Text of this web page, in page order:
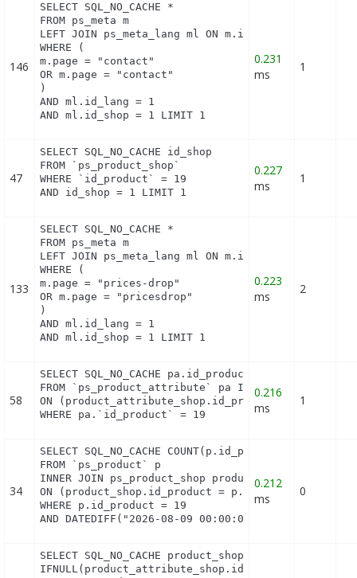
146
SELECT SQL_NO_CACHE *
FROM ps_meta m
LEFT JOIN ps_meta_lang ml ON m.id_meta =
WHERE (
m.page = "contact"
OR m.page = "contact"
)
AND ml.id_lang = 1
AND ml.id_shop = 1 LIMIT 1
0.231
ms
1
47
SELECT SQL_NO_CACHE id_shop
FROM `ps_product_shop`
WHERE `id_product` = 19
AND id_shop = 1 LIMIT 1
0.227
ms
1
133
SELECT SQL_NO_CACHE *
FROM ps_meta m
LEFT JOIN ps_meta_lang ml ON m.id_meta =
WHERE (
m.page = "prices-drop"
OR m.page = "pricesdrop"
)
AND ml.id_lang = 1
AND ml.id_shop = 1 LIMIT 1
0.223
ms
2
58
SELECT SQL_NO_CACHE pa.id_product_attribute
FROM `ps_product_attribute` pa INNER JOIN
ON (product_attribute_shop.id_product_attribute
WHERE pa.`id_product` = 19
0.216
ms
1
34
SELECT SQL_NO_CACHE COUNT(p.id_product)
FROM `ps_product` p
INNER JOIN ps_product_shop product_shop
ON (product_shop.id_product = p.id_product AND
WHERE p.id_product = 19
AND DATEDIFF("2026-08-09 00:00:00",
0.212
ms
0
SELECT SQL_NO_CACHE product_shop.`price`,